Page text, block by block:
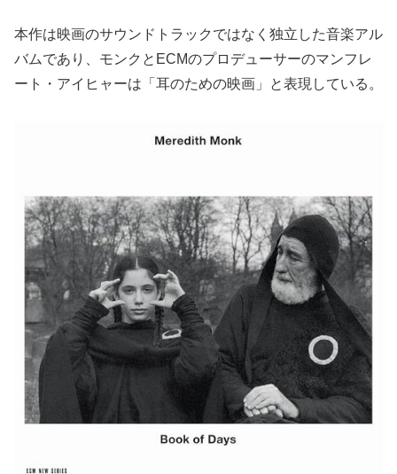
本作は映画のサウンドトラックではなく独立した音楽アル
バムであり、モンクとECMのプロデューサーのマンフレ
ート・アイヒャーは「耳のための映画」と表現している。